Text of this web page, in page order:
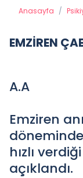
Anasayfa /
EMZİREN
A.A
Emziren
hızlı
açıklandı.